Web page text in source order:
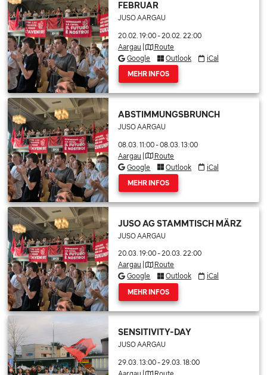
FEBRUAR
JUSO AARGAU
20.02. 19:00-20.02. 22:00
Aargau
Route
Google
Outlook iCal
MEHR INFOS
ABSTIMMUNGSBRUNCH
JUSO AARGAU
08.03. 11:00-08.03. 13:00
Aargau
Route
Google
Outlook iCal
MEHR INFOS
JUSO AG STAMMTISCH MÄRZ
JUSO AARGAU
20.03. 19:00-20.03. 22:00
Aargau
Route
Google
Outlook iCal
MEHR INFOS
SENSITIVITY-DAY
JUSO AARGAU
29.03. 13:00-29.03. 18:00